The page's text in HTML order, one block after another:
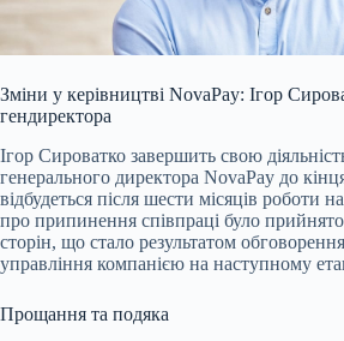
Зміни у керівництві NovaPay: Ігор
гендиректора
Ігор Сироватко завершить свою
генерального директора NovaPay до
відбудеться після шести місяців роботи
про припинення співпраці було
сторін, що стало результатом
управління компанією на наступному
Прощання та подяка